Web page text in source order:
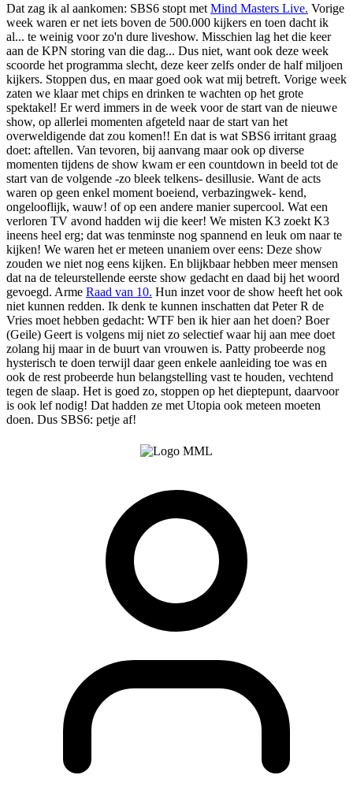
Dat zag ik al aankomen: SBS6 stopt met Mind Masters Live. Vorige
week waren er net iets boven de 500.000 kijkers en toen dacht ik
al... te weinig voor zo'n dure liveshow. Misschien lag het die keer
aan de KPN storing van die dag... Dus niet, want ook deze week
scoorde het programma slecht, deze keer zelfs onder de half miljoen
kijkers. Stoppen dus, en maar goed ook wat mij betreft. Vorige week
zaten we klaar met chips en drinken te wachten op het grote
spektakel! Er werd immers in de week voor de start van de nieuwe
show, op allerlei momenten afgeteld naar de start van het
overweldigende dat zou komen!! En dat is wat SBS6 irritant graag
doet: aftellen. Van tevoren, bij aanvang maar ook op diverse
momenten tijdens de show kwam er een countdown in beeld tot de
start van de volgende -zo bleek telkens- desillusie. Want de acts
waren op geen enkel moment boeiend, verbazingwek- kend,
ongelooflijk, wauw! of op een andere manier supercool. Wat een
verloren TV avond hadden wij die keer! We misten K3 zoekt K3
ineens heel erg; dat was tenminste nog spannend en leuk om naar te
kijken! We waren het er meteen unaniem over eens: Deze show
zouden we niet nog eens kijken. En blijkbaar hebben meer mensen
dat na de teleurstellende eerste show gedacht en daad bij het woord
gevoegd. Arme Raad van 10. Hun inzet voor de show heeft het ook
niet kunnen redden. Ik denk te kunnen inschatten dat Peter R de
Vries moet hebben gedacht: WTF ben ik hier aan het doen? Boer
(Geile) Geert is volgens mij niet zo selectief waar hij aan mee doet
zolang hij maar in de buurt van vrouwen is. Patty probeerde nog
hysterisch te doen terwijl daar geen enkele aanleiding toe was en
ook de rest probeerde hun belangstelling vast te houden, vechtend
tegen de slaap. Het is goed zo, stoppen op het dieptepunt, daarvoor
is ook lef nodig! Dat hadden ze met Utopia ook meteen moeten
doen. Dus SBS6: petje af!